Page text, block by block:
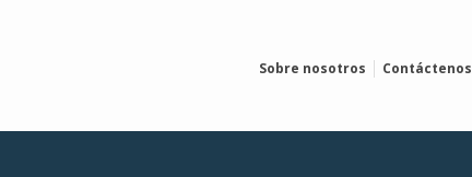
Sobre nosotros Contáctenos